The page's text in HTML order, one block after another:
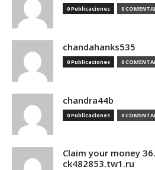
0 Publicaciones 0
chandahanks535
0 Publicaciones 0
chandra44b
0 Publicaciones 0
Claim your money
ck482853.tw1.ru